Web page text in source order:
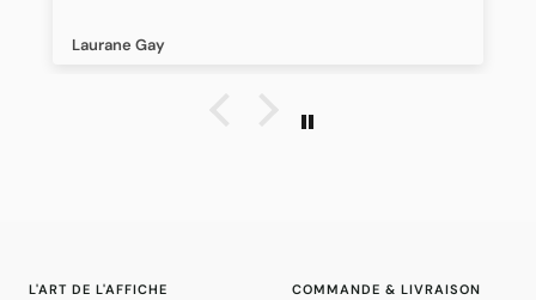
Laurane Gay
L'ART DE L'AFFICHE COMMANDE & LIVRAISON